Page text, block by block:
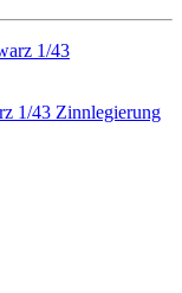
1/43 Zinnlegierung